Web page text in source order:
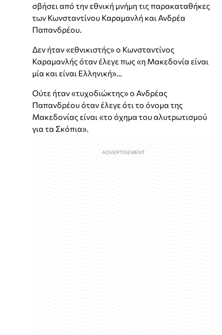
σβήσει από την εθνική μνήμη τις παρακαταθήκες
των Κωνσταντίνου Καραμανλή και Ανδρέα
Παπανδρέου.
Δεν ήταν «εθνικιστής» ο Κωνσταντίνος
Καραμανλής όταν έλεγε πως «η Μακεδονία είναι
μία και είναι Ελληνική»…
Ούτε ήταν «τυχοδιώκτης» ο Ανδρέας
Παπανδρέου όταν έλεγε ότι το όνομα της
Μακεδονίας είναι «το όχημα του αλυτρωτισμού
για τα Σκόπια».